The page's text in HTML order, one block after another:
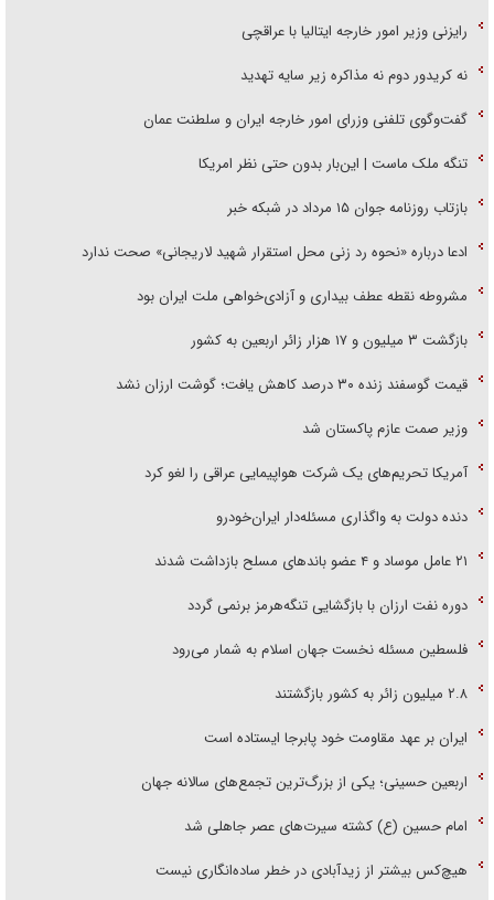
رایزنی وزیر امور خارجه ایتالیا با عراقچی
نه کریدور دوم نه مذاکره زیر سایه تهدید
گفت‌وگوی تلفنی وزرای امور خارجه ایران و سلطنت عمان
تنگه ملک ماست | این‌بار بدون حتی نظر امریکا
بازتاب روزنامه جوان ۱۵ مرداد در شبکه خبر
ادعا درباره «نحوه رد زنی محل استقرار شهید لاریجانی» صحت ندارد
مشروطه نقطه عطف بیداری و آزادی‌خواهی ملت ایران بود
بازگشت ۳ میلیون و ۱۷ هزار زائر اربعین به کشور
قیمت گوسفند زنده ۳۰ درصد کاهش یافت؛ گوشت ارزان نشد
وزیر صمت عازم پاکستان شد
آمریکا تحریم‌های یک شرکت هواپیمایی عراقی را لغو کرد
دنده دولت به واگذاری مسئله‌دار ایران‌خودرو
۲۱ عامل موساد و ۴ عضو باند‌های مسلح بازداشت شدند
دوره نفت ارزان با بازگشایی تنگه‌هرمز برنمی گردد
فلسطین مسئله نخست جهان اسلام به شمار می‌رود
۲.۸ میلیون زائر به کشور بازگشتند
ایران بر عهد مقاومت خود پابرجا ایستاده است
اربعین حسینی؛ یکی از بزرگ‌ترین تجمع‌های سالانه جهان
امام حسین (ع) کشته سیرت‌های عصر جاهلی شد
هیچ‌کس بیشتر از زیدآبادی در خطر ساده‌انگاری نیست